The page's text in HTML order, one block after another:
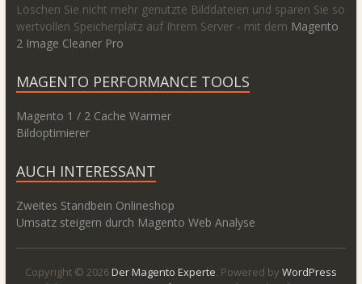
Löschen Sie nicht mehr genutzte Bilddateien und sparen Sie so
wertvollen Speicherplatz auf Ihrem Server - mit dem Magento
2 Image Cleaner Pro
MAGENTO PERFORMANCE TOOLS
Magento 1 / 2 Cache Warmer
Bildoptimierer
AUCH INTERESSANT
Zweites Standbein Onlineshop
Umsatz steigern durch Magento Web Analyse
Copyright © 2026Der Magento Experte. Powered by WordPress